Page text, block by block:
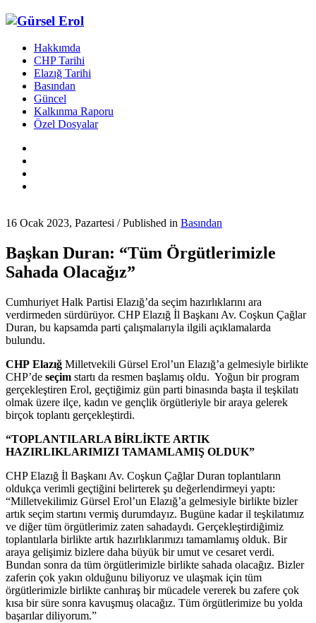
Hakkımda
CHP Tarihi
Elazığ Tarihi
Basından
Güncel
Kalkınma Raporu
Özel Dosyalar
16 Ocak 2023, Pazartesi /Published in Basından
Başkan Duran: “Tüm Örgütlerimizle
Sahada Olacağız”
Cumhuriyet Halk Partisi Elazığ’da seçim hazırlıklarını ara
verdirmeden sürdürüyor. CHP Elazığ İl Başkanı Av. Coşkun Çağlar
Duran, bu kapsamda parti çalışmalarıyla ilgili açıklamalarda
bulundu.
CHP Elazığ Milletvekili Gürsel Erol’un Elazığ’a gelmesiyle birlikte
CHP’de seçim startı da resmen başlamış oldu. Yoğun bir program
gerçekleştiren Erol, geçtiğimiz gün parti binasında başta il teşkilatı
olmak üzere ilçe, kadın ve gençlik örgütleriyle bir araya gelerek
birçok toplantı gerçekleştirdi.
“TOPLANTILARLA BİRLİKTE ARTIK
HAZIRLIKLARIMIZI TAMAMLAMIŞ OLDUK”
CHP Elazığ İl Başkanı Av. Coşkun Çağlar Duran toplantıların
oldukça verimli geçtiğini belirterek şu değerlendirmeyi yaptı:
“Milletvekilimiz Gürsel Erol’un Elazığ’a gelmesiyle birlikte bizler
artık seçim startını vermiş durumdayız. Bugüne kadar il teşkilatımız
ve diğer tüm örgütlerimiz zaten sahadaydı. Gerçekleştirdiğimiz
toplantılarla birlikte artık hazırlıklarımızı tamamlamış olduk. Bir
araya gelişimiz bizlere daha büyük bir umut ve cesaret verdi.
Bundan sonra da tüm örgütlerimizle birlikte sahada olacağız. Bizler
zaferin çok yakın olduğunu biliyoruz ve ulaşmak için tüm
örgütlerimizle birlikte canhıraş bir mücadele vererek bu zafere çok
kısa bir süre sonra kavuşmuş olacağız. Tüm örgütlerimize bu yolda
başarılar diliyorum.”